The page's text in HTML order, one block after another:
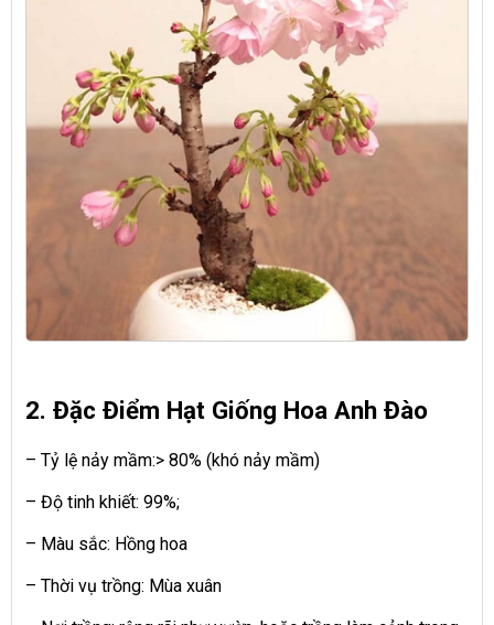
2. Đặc Điểm Hạt Giống Hoa Anh Đào
– Tỷ lệ nảy mầm:> 80% (khó nảy mầm)
– Độ tinh khiết: 99%;
– Màu sắc: Hồng hoa
– Thời vụ trồng: Mùa xuân